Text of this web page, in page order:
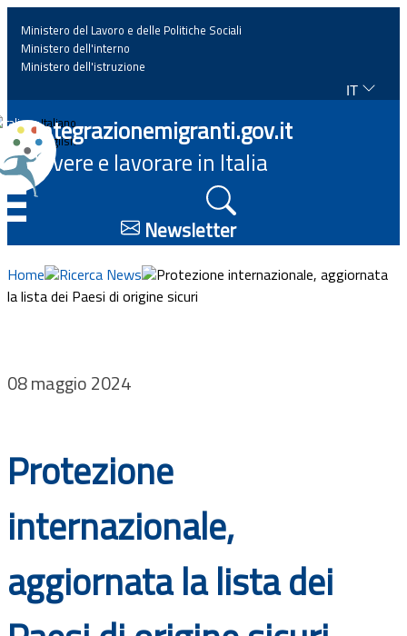
Home
News
Approfondimenti
Eventi
Progetti
Bandi
Guide
Ministero del Lavoro e delle Politiche Sociali
Ministero dell'interno
Ministero dell'istruzione
IT
Italiano
English
Integrazionemigranti.gov.it
Vivere e lavorare in Italia
Newsletter
Home Ricerca News
Protezione internazionale, aggiornata
la lista dei Paesi di origine sicuri
08 maggio 2024
Protezione
internazionale,
aggiornata la lista dei